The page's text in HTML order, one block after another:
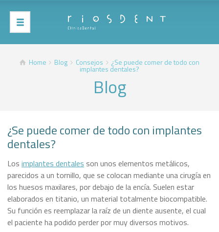
Home Blog Consejos ¿Se puede comer de todo con
implantes dentales?
Blog
¿Se puede comer de todo con implantes
dentales?
Los implantes dentales son unos elementos metálicos,
parecidos a un tornillo, que se colocan mediante una cirugía en
los huesos maxilares, por debajo de la encía. Suelen estar
elaborados en titanio, un material totalmente biocompatible.
Su función es reemplazar la raíz de un diente ausente, el cual
el paciente ha podido perder por muy diversos motivos.